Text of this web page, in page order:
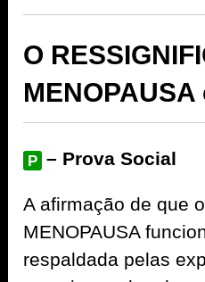
O
P – Prova Social
A afirmação de que
MENOPAUSA
respaldada pelas